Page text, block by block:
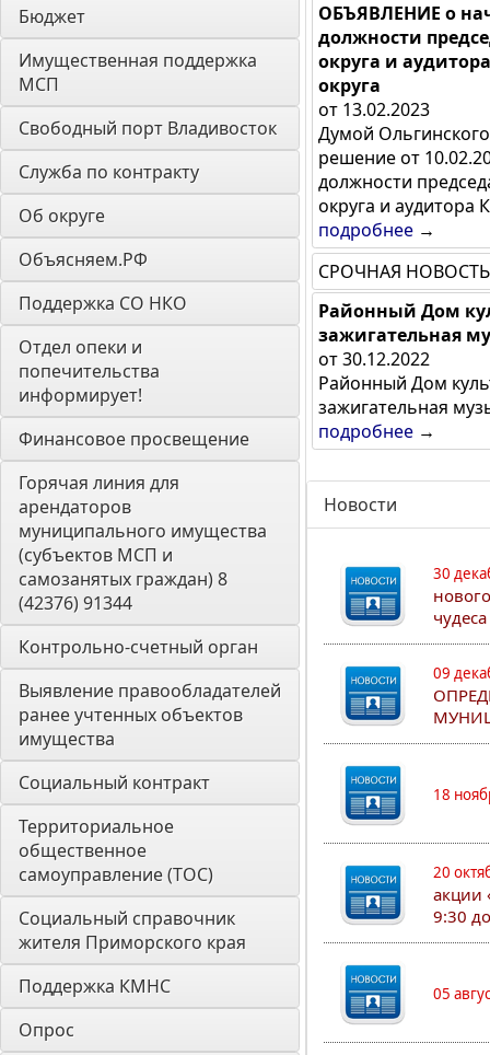
Бюджет
Имущественная поддержка
МСП
Свободный порт Владивосток
Служба по контракту
Об округе
Объясняем.РФ
Поддержка СО НКО
Отдел опеки и
попечительства
информирует!
Финансовое просвещение
Горячая линия для
арендаторов
муниципального имущества
(субъектов МСП и
самозанятых граждан) 8
(42376) 91344
Контрольно-счетный орган
Выявление правообладателей
ранее учтенных объектов
имущества
Социальный контракт
Территориальное
общественное
самоуправление (ТОС)
Социальный справочник
жителя Приморского края
Поддержка КМНС
Опрос
ОБЪЯВЛЕНИЕ о
должности
округа и
округа
от 13.02.2023
Думой
решение от
должности
округа и аудитора
подробнее →
СРОЧНАЯ НОВОСТЬ
Районный Дом
зажигательная
от 30.12.2022
Районный Дом
зажигательная
подробнее →
Новости
30
09
18
20
акции
9:30
05